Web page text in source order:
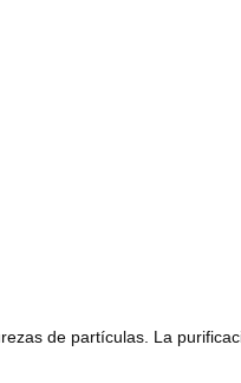
de partículas. La